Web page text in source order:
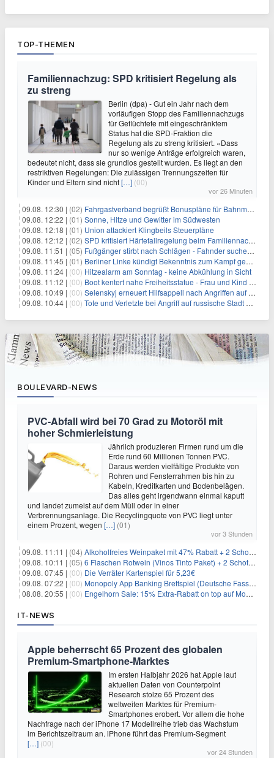
TOP-THEMEN
Familiennachzug: SPD kritisiert Regelung als
zu streng
Berlin (dpa) - Gut ein Jahr nach dem
vorläufigen Stopp des Familiennachzugs
für Geflüchtete mit eingeschränktem
Status hat die SPD-Fraktion die
Regelung als zu streng kritisiert. «Dass
nur so wenige Anträge erfolgreich waren,
bedeutet nicht, dass sie grundlos gestellt wurden. Es liegt an den
restriktiven Regelungen: Die zulässigen Trennungszeiten für
Kinder und Eltern sind nicht[…] (00)
vor 26 Minuten
09.08. 12:30 | (02) Fahrgastverband begrüßt Bonuspläne für Bahnmanager
09.08. 12:22 | (01) Sonne, Hitze und Gewitter im Südwesten
09.08. 12:18 | (01) Union attackiert Klingbeils Steuerpläne
09.08. 12:12 | (02) SPD kritisiert Härtefallregelung beim Familiennachzug als zu streng
09.08. 11:51 | (05) Fußgänger stirbt nach Schlägen - Fahnder suchen Autofahrer
09.08. 11:45 | (01) Berliner Linke kündigt Bekenntnis zum Kampf gegen Antisemitismus an
09.08. 11:24 | (00) Hitzealarm am Sonntag - keine Abkühlung in Sicht
09.08. 11:12 | (00) Boot kentert nahe Freiheitsstatue - Frau und Kind sterben
09.08. 10:49 | (00) Selenskyj erneuert Hilfsappell nach Angriffen auf mehrere Städte
09.08. 10:44 | (00) Tote und Verletzte bei Angriff auf russische Stadt Belgorod
BOULEVARD-NEWS
PVC-Abfall wird bei 70 Grad zu Motoröl mit
hoher Schmierleistung
Jährlich produzieren Firmen rund um die
Erde rund 60 Millionen Tonnen PVC.
Daraus werden vielfältige Produkte von
Rohren und Fensterrahmen bis hin zu
Kabeln, Kreditkarten und Bodenbelägen.
Das alles geht irgendwann einmal kaputt
und landet zumeist auf dem Müll oder in einer
Verbrennungsanlage. Die Recyclingquote von PVC liegt unter
einem Prozent, wegen […] (01)
vor 3 Stunden
09.08. 11:11 | (04) Alkoholfreies Weinpaket mit 47% Rabatt + 2 Schott Zwiesel Gläser GRATIS für 29,99€
09.08. 10:11 | (05) 6 Flaschen Rotwein (Vinos Tinto Paket) + 2 Schott Zwiesel Gläser für 25,99€ inkl. Versand
09.08. 07:45 | (00) Die Verräter Kartenspiel für 5,23€
09.08. 07:22 | (00) Monopoly App Banking Brettspiel (Deutsche Fassung) für 9,84€
08.08. 20:55 | (00) Engelhorn Sale: 15% Extra-Rabatt on top auf Mode- und Sport-Artikel
IT-NEWS
Apple beherrscht 65 Prozent des globalen
Premium-Smartphone-Marktes
Im ersten Halbjahr 2026 hat Apple laut
aktuellen Daten von Counterpoint
Research stolze 65 Prozent des
weltweiten Marktes für Premium-
Smartphones erobert. Vor allem die hohe
Nachfrage nach der iPhone 17 Modellreihe trieb das Wachstum
im Berichtszeitraum an. iPhone führt das Premium-Segment
[…] (00)
vor 24 Stunden